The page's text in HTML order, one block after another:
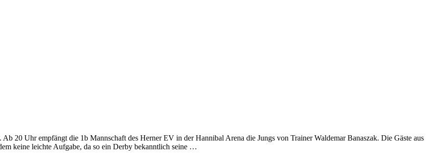
20 Uhr empfängt die 1b Mannschaft des Herner EV in der Hannibal Arena die Jungs von Trainer Waldemar Banaszak. Die Gäste aus
keine leichte Aufgabe, da so ein Derby bekanntlich seine …